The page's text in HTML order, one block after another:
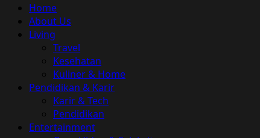
Primary
Menu
Home
About Us
Living
Travel
Kesehatan
Kuliner & Home
Pendidikan & Karir
Karir & Tech
Pendidikan
Entertainment